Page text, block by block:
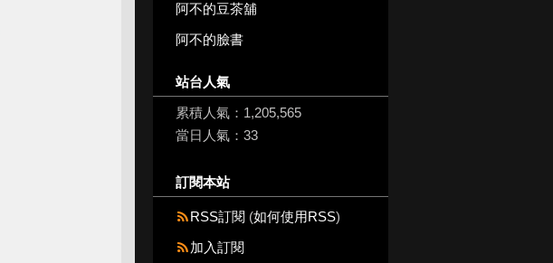
阿不的豆茶舖
阿不的臉書
站台人氣
累積人氣： 1,205,565
當日人氣： 33
訂閱本站
RSS訂閱 (如何使用RSS)
加入訂閱